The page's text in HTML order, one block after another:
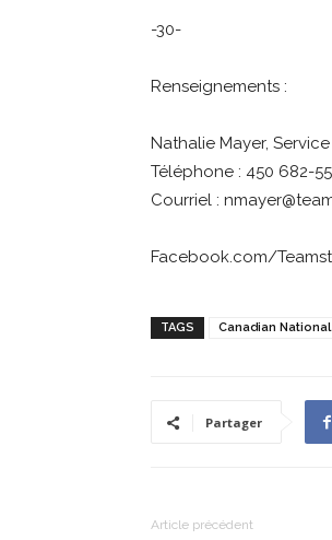
-30-
Renseignements :
Nathalie Mayer,
Téléphone : 450 682-
Courriel :
Facebook.com/
TAGS Canadian National
Partager
Article précédent